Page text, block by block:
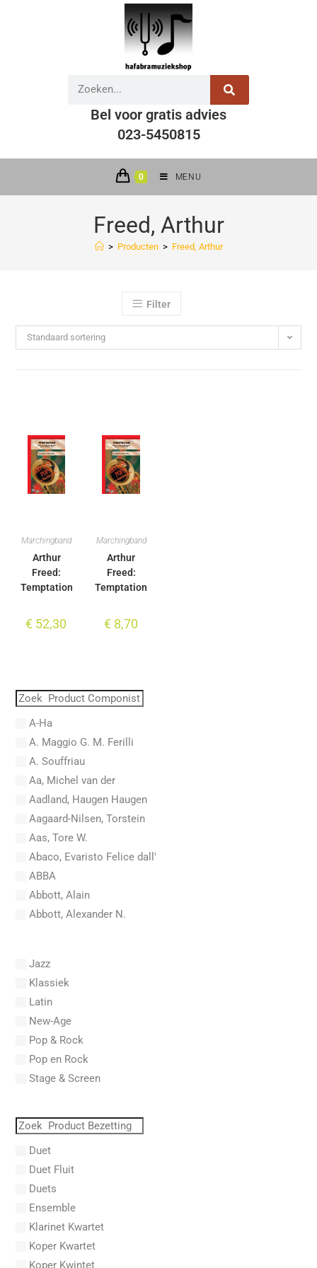
Bel voor gratis advies
023-5450815
0 MENU
Freed, Arthur
> Producten > Freed, Arthur
Filter
Standaard sortering
Marchingband
Arthur
Freed:
Temptation
€ 52,30
Marchingband
Arthur
Freed:
Temptation
€ 8,70
A-Ha
A. Maggio G. M. Ferilli
A. Souffriau
Aa, Michel van der
Aadland, Haugen Haugen
Aagaard-Nilsen, Torstein
Aas, Tore W.
Abaco, Evaristo Felice dall'
ABBA
Abbott, Alain
Abbott, Alexander N.
Abel, Lex
Aberg, Johan Ludvig
Aboucaya, Christian
Aboulker, Isabelle
Abraham, Paul
Abrams, Lester
Abreu, Zequinha
Absil, Jean
AC/DC
Acker, Dieter
Acosta, Omar
Jazz
Klassiek
Latin
New-Age
Pop & Rock
Pop en Rock
Stage & Screen
Duet
Duet Fluit
Duets
Ensemble
Klarinet Kwartet
Koper Kwartet
Koper Kwintet